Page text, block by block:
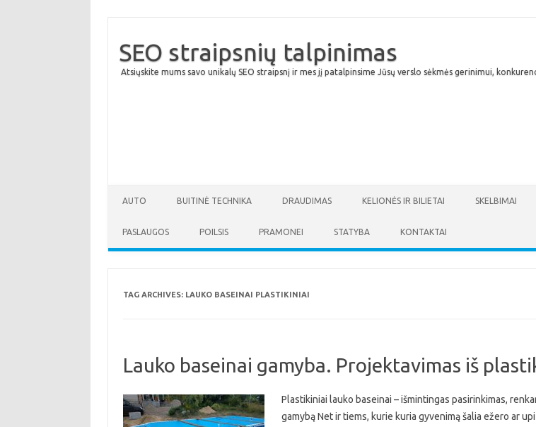
SEO straipsnių talpinimas
Atsiųskite mums savo unikalų SEO straipsnį ir mes jį patalpinsime Jūsų verslo sėkmės gerinimui,
AUTO BUITINĖ TECHNIKA DRAUDIMAS KELIONĖS IR BILIETAI SKELBIMAI
PASLAUGOS POILSIS PRAMONEI STATYBA KONTAKTAI
TAG ARCHIVES: LAUKO BASEINAI PLASTIKINIAI
Lauko baseinai gamyba. Projektavimas iš
Plastikiniai lauko baseinai – išmintingas pasirinkimas,
gamybą Net ir tiems, kurie kuria gyvenimą šalia ežero ar